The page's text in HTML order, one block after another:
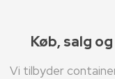
Køb, salg
Vi tilbyder